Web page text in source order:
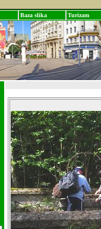
Baza slika Turizam